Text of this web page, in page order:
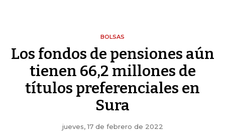
BOLSAS
Los fondos de pensiones aún
tienen 66,2 millones de
títulos preferenciales en
Sura
jueves, 17 de febrero de 2022